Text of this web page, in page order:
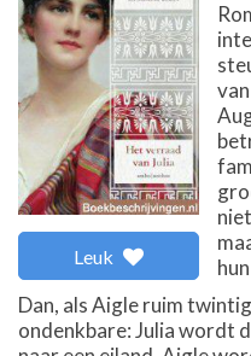
Leuk
Dan, als Aigle ruim
ondenkbare: Julia wordt